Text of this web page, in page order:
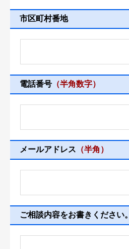
市区町村番地
電話番号 （半角数字）
メールアドレス （半角）
ご相談内容をお書きください。